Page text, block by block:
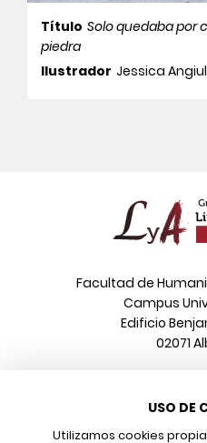
Título Solo quedaba por
piedra
Ilustrador Jessica
Facultad de
Campus
Edificio
02071
967
Correo
USO DE
Utilizamos cookies